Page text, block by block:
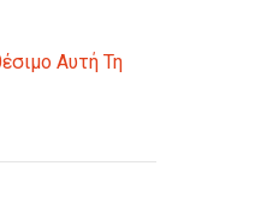
Αυτή Τη